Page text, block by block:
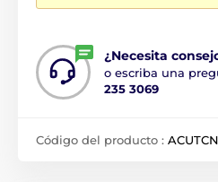
¿Necesita
o escriba una
235 3069
Código del producto :